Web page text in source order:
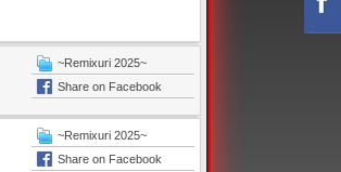
~Remixuri 2025~
Share on Facebook
~Remixuri 2025~
Share on Facebook